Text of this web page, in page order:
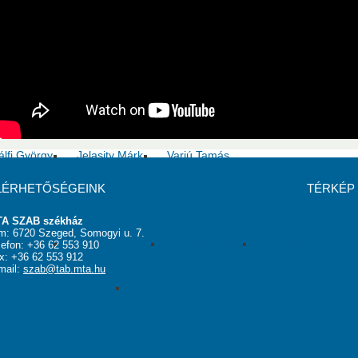
Zoltán
György Jelasity Márk Varjú Tamás
Szilvia Tombácz Dóra
SZAB székház
6720 Szeged, Somogyi u. 7.
+36 62 553 910
+36 62 553 912
szab@tab.mta.hu
TÉRKÉP